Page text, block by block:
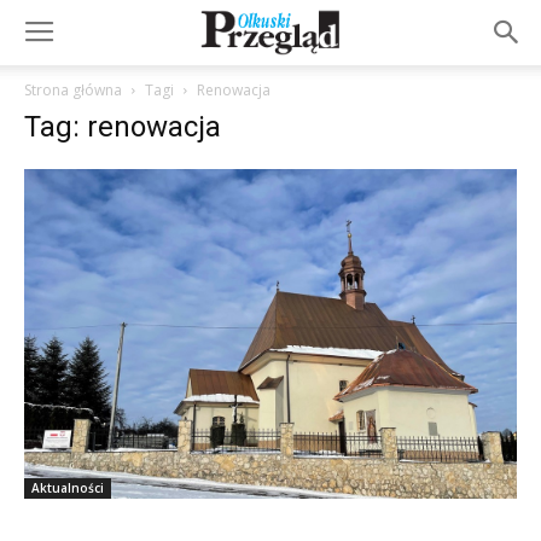
Strona główna Tagi Renowacja
Tag: renowacja
Aktualności